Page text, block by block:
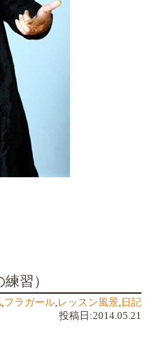
習）
,フラガール,レッスン風景, 日記
投稿日:2014.05.21